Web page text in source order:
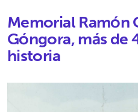
Memorial Ramón
Góngora, más de
historia